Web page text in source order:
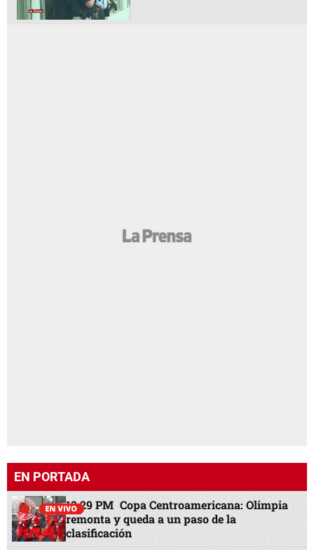
EN PORTADA
13:29 PM Copa Centroamericana: Olimpia
remonta y queda a un paso de la
clasificación